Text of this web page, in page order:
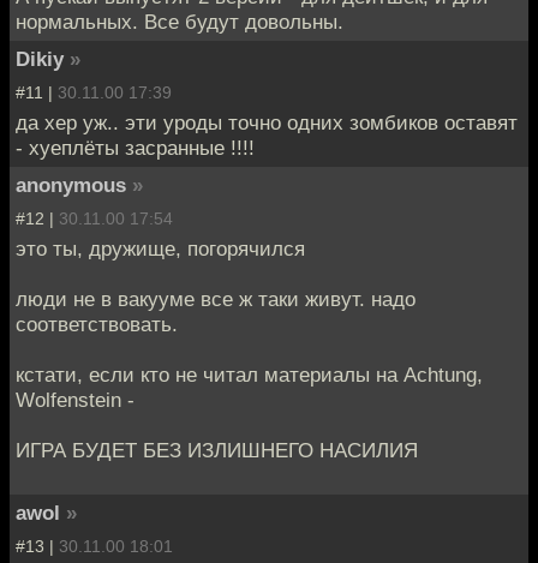
нормальных. Все будут довольны.
Dikiy »
#11 | 30.11.00 17:39
да хер уж.. эти уроды точно одних зомбиков оставят
- хуеплёты засранные !!!!
anonymous »
#12 | 30.11.00 17:54
это ты, дружище, погорячился
люди не в вакууме все ж таки живут. надо
соответствовать.
кстати, если кто не читал материалы на Achtung,
Wolfenstein -
ИГРА БУДЕТ БЕЗ ИЗЛИШНЕГО НАСИЛИЯ
awol »
#13 | 30.11.00 18:01